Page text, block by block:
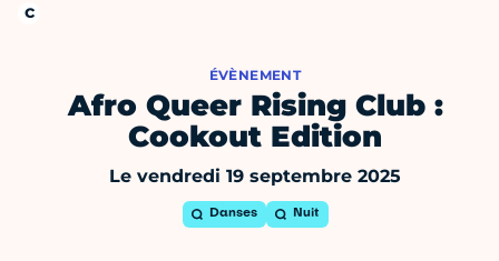
ÉVÈNEMENT
Afro Queer Rising Club :
Cookout Edition
Le vendredi 19 septembre 2025
Danses Nuit